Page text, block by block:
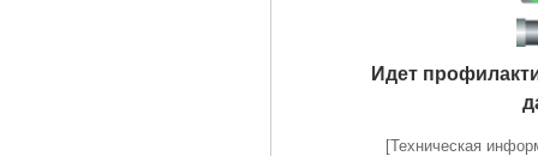
Идет
[Техническая